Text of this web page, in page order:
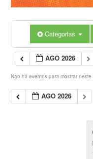
Categorias
AGO 2026
Não há eventos para mostrar neste
AGO 2026